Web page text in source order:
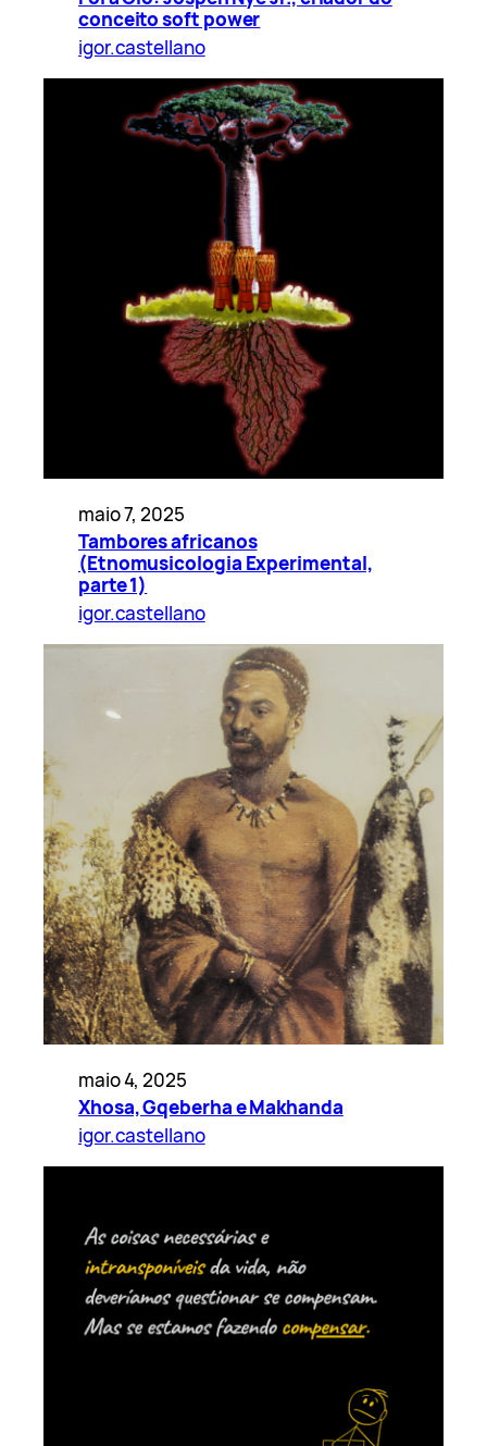
conceito soft power
igor.castellano
maio 7, 2025
Tambores africanos
(Etnomusicologia Experimental,
parte 1)
igor.castellano
maio 4, 2025
Xhosa, Gqeberha e Makhanda
igor.castellano